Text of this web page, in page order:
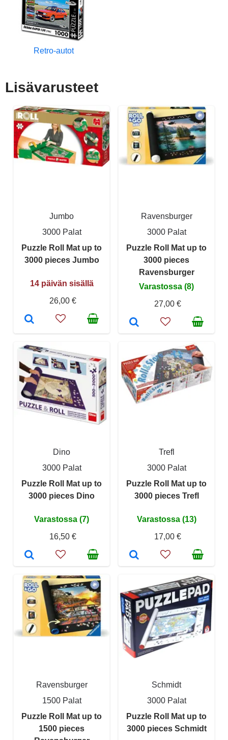
Retro-autot
Lisävarusteet
Jumbo
3000 Palat
Puzzle Roll Mat up to
3000 pieces Jumbo
14 päivän sisällä
26,00 €
Ravensburger
3000 Palat
Puzzle Roll Mat up to
3000 pieces
Ravensburger
Varastossa (8)
27,00 €
Dino
3000 Palat
Puzzle Roll Mat up to
3000 pieces Dino
Varastossa (7)
16,50 €
Trefl
3000 Palat
Puzzle Roll Mat up to
3000 pieces Trefl
Varastossa (13)
17,00 €
Ravensburger
1500 Palat
Puzzle Roll Mat up to
1500 pieces
Schmidt
3000 Palat
Puzzle Roll Mat up to
3000 pieces Schmidt